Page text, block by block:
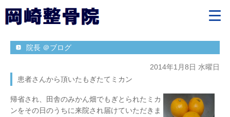
院長 ＠ブログ
2014年1月8日 水曜日
患者さんから頂いたもぎたてミカン
帰省され、田舎のみかん畑でもぎとられたミカ
ンをその日のうちに来院され届けていただきま